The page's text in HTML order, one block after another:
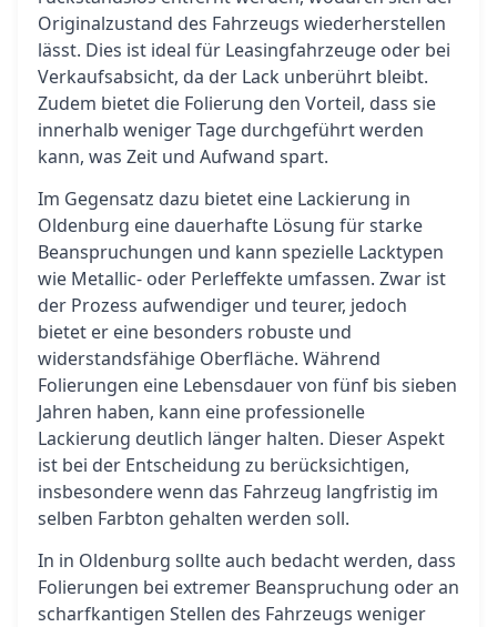
Originalzustand des Fahrzeugs wiederherstellen
lässt. Dies ist ideal für Leasingfahrzeuge oder bei
Verkaufsabsicht, da der Lack unberührt bleibt.
Zudem bietet die Folierung den Vorteil, dass sie
innerhalb weniger Tage durchgeführt werden
kann, was Zeit und Aufwand spart.
Im Gegensatz dazu bietet eine Lackierung in
Oldenburg eine dauerhafte Lösung für starke
Beanspruchungen und kann spezielle Lacktypen
wie Metallic- oder Perleffekte umfassen. Zwar ist
der Prozess aufwendiger und teurer, jedoch
bietet er eine besonders robuste und
widerstandsfähige Oberfläche. Während
Folierungen eine Lebensdauer von fünf bis sieben
Jahren haben, kann eine professionelle
Lackierung deutlich länger halten. Dieser Aspekt
ist bei der Entscheidung zu berücksichtigen,
insbesondere wenn das Fahrzeug langfristig im
selben Farbton gehalten werden soll.
In in Oldenburg sollte auch bedacht werden, dass
Folierungen bei extremer Beanspruchung oder an
scharfkantigen Stellen des Fahrzeugs weniger